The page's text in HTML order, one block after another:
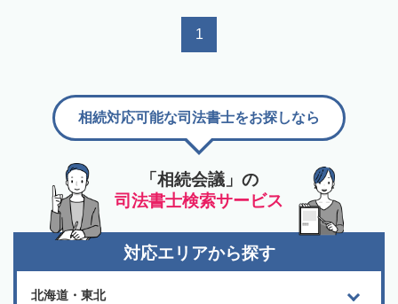
1
「相続会議」の
司法書士検索サービス
相続対応可能な司法書士をお探しなら
対応エリアから探す
北海道・東北